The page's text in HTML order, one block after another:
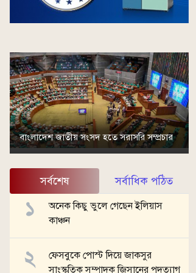
বাংলাদেশ জাতীয় সংসদ হতে সরাসরি সম্প্রচার
সর্বশেষ সর্বাধিক পঠিত
অনেক কিছু ভুলে গেছেন ইলিয়াস
কাঞ্চন
ফেসবুকে পোস্ট দিয়ে জাকসুর
সাংস্কৃতিক সম্পাদক জিসানের পদত্যাগ